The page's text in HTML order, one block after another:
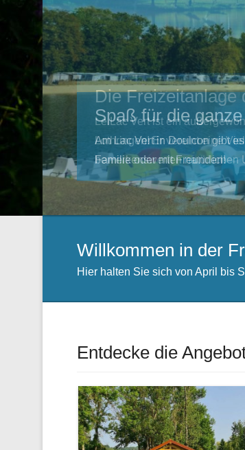
Spaß für die
Am Lac Vert in Doulcon gibt
Familie oder mit Freunden!
Willkommen in der
Hier halten Sie sich von April bis
Entdecke die